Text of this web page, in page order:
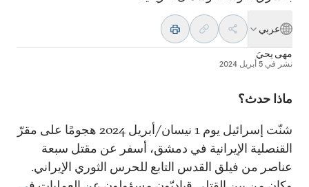
عربي
مهى يحيَ
نشر في 5 أبريل 2024
ماذا حدث؟
شنّت إسرائيل يوم 1 نيسان/أبريل 2024 هجومًا على مقرّ
القنصلية الإيرانية في دمشق، أسفر عن مقتل سبعة
عناصر من فيلق القدس التابع للحرس الثوري الإيراني.